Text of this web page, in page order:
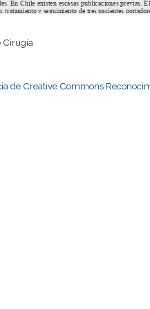
Cirugía
de Creative Commons